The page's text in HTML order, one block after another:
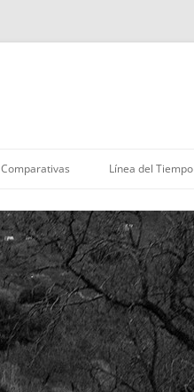
al
contenido
Comparativas Línea del Tiempo